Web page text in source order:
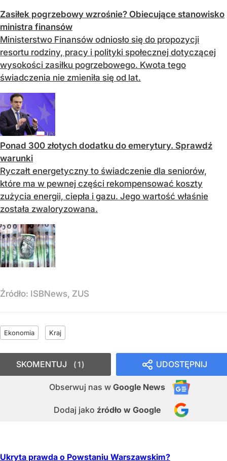
Zasiłek pogrzebowy wzrośnie? Obiecujące stanowisko
ministra finansów
Ministerstwo Finansów odniosło się do propozycji
resortu rodziny, pracy i polityki społecznej dotyczącej
wysokości zasiłku pogrzebowego. Kwota tego
świadczenia nie zmieniła się od lat.
Ponad 300 złotych dodatku do emerytury. Sprawdź
warunki
Ryczałt energetyczny to świadczenie dla seniorów,
które ma w pewnej części rekompensować koszty
zużycia energii, ciepła i gazu. Jego wartość właśnie
została zwaloryzowana.
Źródło: ISBNews, ZUS
Ekonomia Kraj
UDOSTĘPNIJ
Obserwuj nas w Google News
Dodaj jako źródło w Google
SKOMENTUJ 1
Ukryta prawda o Powstaniu Warszawskim?